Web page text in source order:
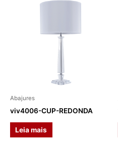
Abajures
viv4006-CUP-REDONDA
Leia mais